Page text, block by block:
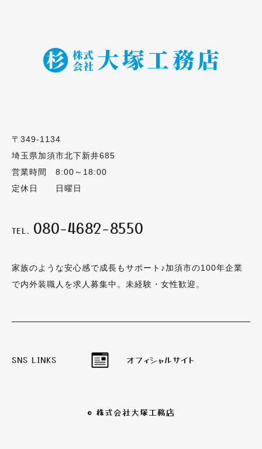
〒349-1134
埼玉県加須市北下新井685
営業時間 8:00～18:00
定休日 日曜日
TEL. 080-4682-8550
家族のような安心感で成長もサポート♪加須市の100年企業
で内外装職人を求人募集中。未経験・女性歓迎。
SNS LINKS オフィシャルサイト
© 株式会社大塚工務店